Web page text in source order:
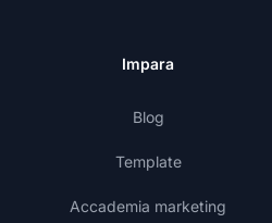
Impara
Blog
Template
Accademia marketing